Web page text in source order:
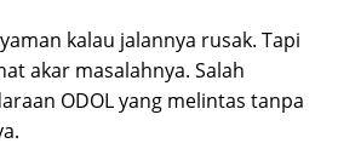
kalau jalannya rusak. Tapi
akar masalahnya. Salah
ODOL yang melintas tanpa